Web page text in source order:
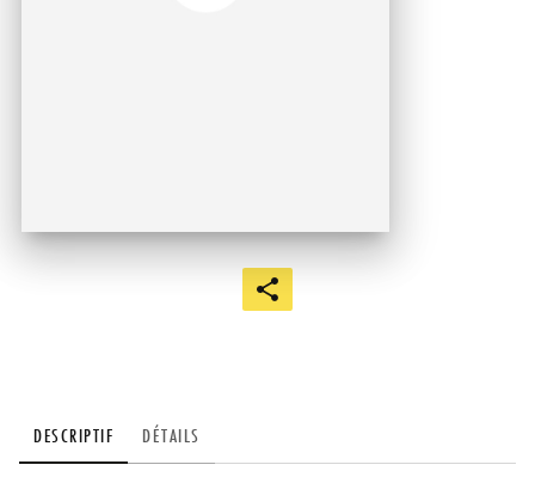
DESCRIPTIF DÉTAILS